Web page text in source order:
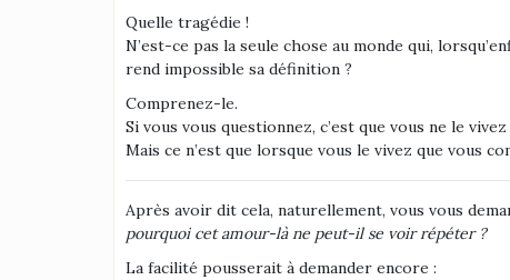
Quelle tragédie !
N’est-ce pas la seule chose au monde qui,
rend impossible sa définition ?
Comprenez-le.
Si vous vous questionnez, c’est que vous ne le vivez
Mais ce n’est que lorsque vous le vivez que vous
Après avoir dit cela, naturellement, vous vous
pourquoi cet amour-là ne peut-il se voir répéter ?
La facilité pousserait à demander encore :